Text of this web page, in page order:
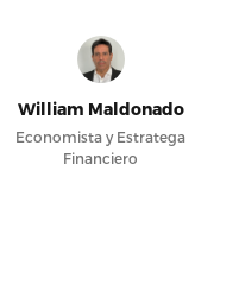
William Maldonado
Economista y Estratega
Financiero